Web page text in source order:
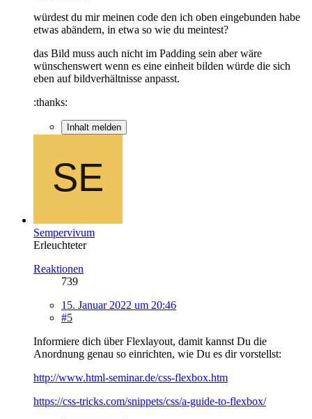
würdest du mir meinen code den ich oben eingebunden habe
etwas abändern, in etwa so wie du meintest?
das Bild muss auch nicht im Padding sein aber wäre
wünschenswert wenn es eine einheit bilden würde die sich
eben auf bildverhältnisse anpasst.
:thanks:
Inhalt melden
Sempervivum
Erleuchteter
Reaktionen
739
15. Januar 2022 um 20:46
#5
Informiere dich über Flexlayout, damit kannst Du die
Anordnung genau so einrichten, wie Du es dir vorstellst:
http://www.html-seminar.de/css-flexbox.htm
https://css-tricks.com/snippets/css/a-guide-to-flexbox/